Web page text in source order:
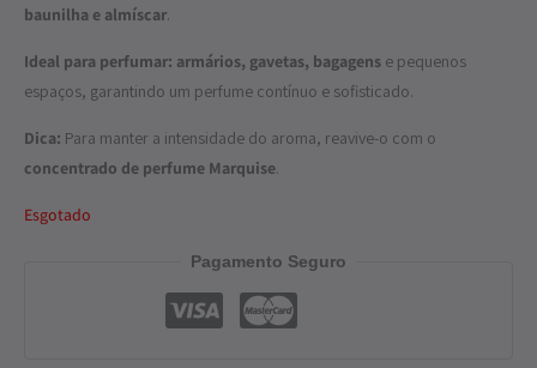
baunilha e almíscar.
Ideal para perfumar: armários, gavetas, bagagens e pequenos
espaços, garantindo um perfume contínuo e sofisticado.
Dica: Para manter a intensidade do aroma, reavive-o com o
concentrado de perfume Marquise.
Esgotado
Pagamento Seguro